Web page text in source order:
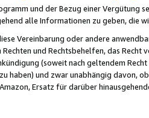
und der Bezug einer Vergütung
alle Informationen zu geben, die
Vereinbarung oder andere
und Rechtsbehelfen, das
(soweit nach geltendem
haben) und zwar unabhängig davon,
Ersatz für darüber